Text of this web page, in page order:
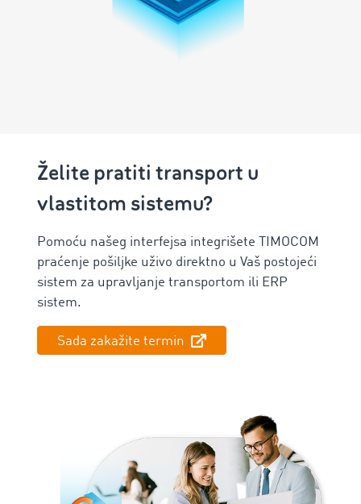
Želite pratiti transport u
vlastitom sistemu?
Pomoću našeg ‌interfejsa integrišete TIMOCOM
praćenje pošiljke uživo direktno u Vaš postojeći
sistem za upravljanje transportom ili ERP
sistem.
Sada zakažite termin